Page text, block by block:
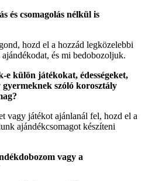
és csomagolás nélkül is
hozd el a hozzád legközelebbi
és mi bedobozoljuk.
e külön játékokat, édességeket,
szóló korosztály
vagy játékot ajánlanál fel, hozd el a
ajándékcsomagot készíteni
vagy a